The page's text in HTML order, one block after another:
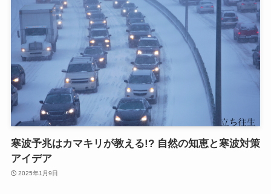
寒波予兆はカマキリが教える!? 自然の知恵と寒波対策
アイデア
2025年1月9日